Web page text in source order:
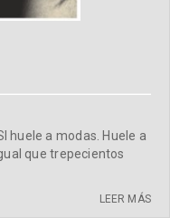
huele a modas. Huele a
que trepecientos
LEER MÁS